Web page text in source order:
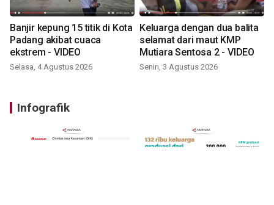
Banjir kepung 15 titik di Kota
Padang akibat cuaca
ekstrem - VIDEO
Selasa, 4 Agustus 2026
Keluarga dengan dua balita
selamat dari maut KMP
Mutiara Sentosa 2 - VIDEO
Senin, 3 Agustus 2026
Infografik